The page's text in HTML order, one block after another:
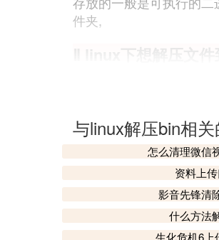
件夹,
Ⅱ linux下想解压文
或者
su
到
再解压
/usr/local/bin
写入的话需要root
与linux解压bin相
怎么清理微信
资料上
影音先锋清
什么方法
生化危机6上